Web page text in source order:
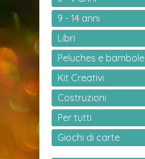
9 - 14 anni
Libri
Peluches e bambole
Kit Creativi
Costruzioni
Per tutti
Giochi di carte